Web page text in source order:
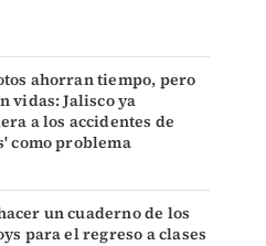
ahorran tiempo, pero
vidas: Jalisco ya
a los accidentes de
como problema
un cuaderno de los
para el regreso a clases